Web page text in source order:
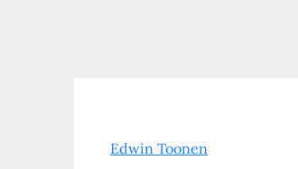
Edwin Toonen